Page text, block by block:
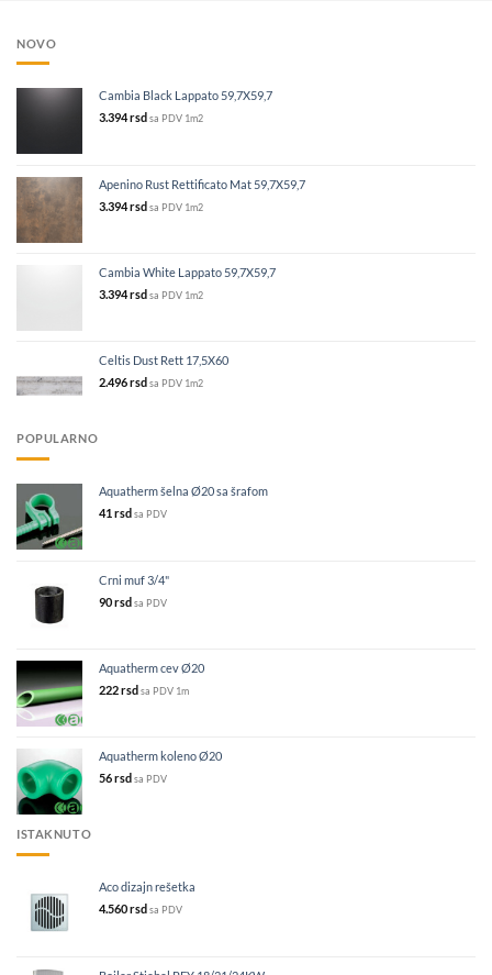
NOVO
Cambia Black Lappato 59,7X59,7
3.394rsd sa PDV 1m2
Apenino Rust Rettificato Mat 59,7X59,7
3.394rsd sa PDV 1m2
Cambia White Lappato 59,7X59,7
3.394rsd sa PDV 1m2
Celtis Dust Rett 17,5X60
2.496rsd sa PDV 1m2
POPULARNO
Aquatherm šelna Ø20 sa šrafom
41 rsd sa PDV
Crni muf 3/4"
90rsd sa PDV
Aquatherm cev Ø20
222rsd sa PDV 1m
Aquatherm koleno Ø20
56rsd sa PDV
ISTAKNUTO
Aco dizajn rešetka
4.560rsd sa PDV